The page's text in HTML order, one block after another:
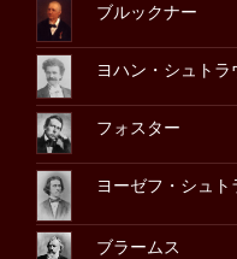
ブルックナー
ヨハン・シュトラ
フォスター
ヨーゼフ・シュト
ブラームス